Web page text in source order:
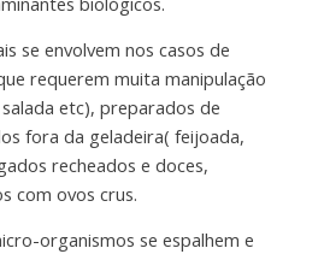
se envolvem nos casos de
requerem muita manipulação
etc), preparados de
fora da geladeira( feijoada,
recheados e doces,
com ovos crus.
organismos se espalhem e